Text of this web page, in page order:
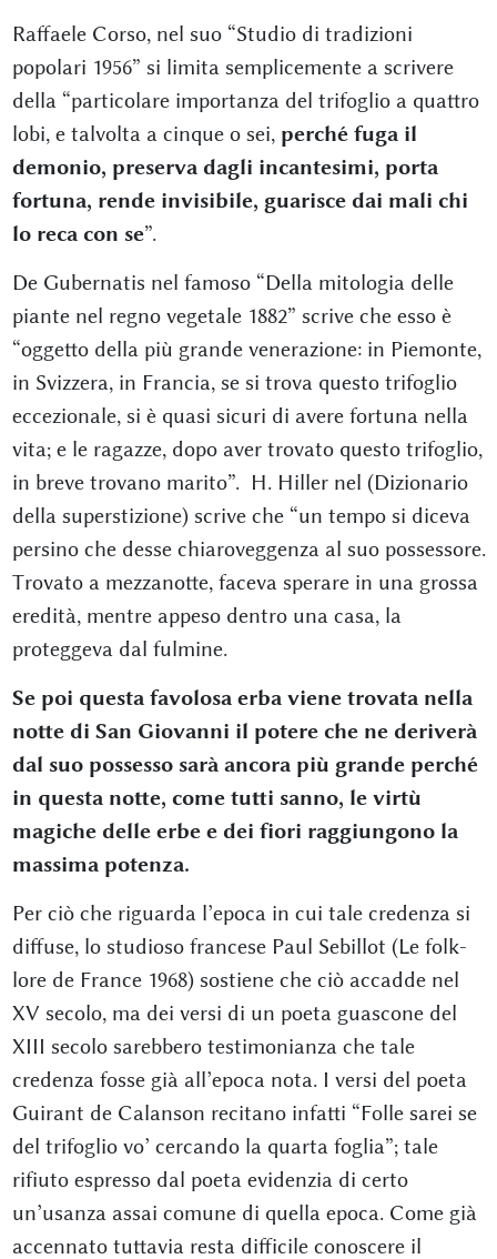
Raffaele Corso, nel suo “Studio di tradizioni
popolari 1956” si limita semplicemente a scrivere
della “particolare importanza del trifoglio a quattro
lobi, e talvolta a cinque o sei, perché fuga il
demonio, preserva dagli incantesimi, porta
fortuna, rende invisibile, guarisce dai mali chi
lo reca con se”.
De Gubernatis nel famoso “Della mitologia delle
piante nel regno vegetale 1882” scrive che esso è
“oggetto della più grande venerazione: in Piemonte,
in Svizzera, in Francia, se si trova questo trifoglio
eccezionale, si è quasi sicuri di avere fortuna nella
vita; e le ragazze, dopo aver trovato questo trifoglio,
in breve trovano marito”. H. Hiller nel (Dizionario
della superstizione) scrive che “un tempo si diceva
persino che desse chiaroveggenza al suo possessore.
Trovato a mezzanotte, faceva sperare in una grossa
eredità, mentre appeso dentro una casa, la
proteggeva dal fulmine.
Se poi questa favolosa erba viene trovata nella
notte di San Giovanni il potere che ne deriverà
dal suo possesso sarà ancora più grande perché
in questa notte, come tutti sanno, le virtù
magiche delle erbe e dei fiori raggiungono la
massima potenza.
Per ciò che riguarda l’epoca in cui tale credenza si
diffuse, lo studioso francese Paul Sebillot (Le folk-
lore de France 1968) sostiene che ciò accadde nel
XV secolo, ma dei versi di un poeta guascone del
XIII secolo sarebbero testimonianza che tale
credenza fosse già all’epoca nota. I versi del poeta
Guirant de Calanson recitano infatti “Folle sarei se
del trifoglio vo’ cercando la quarta foglia”; tale
rifiuto espresso dal poeta evidenzia di certo
un’usanza assai comune di quella epoca. Come già
accennato tuttavia resta difficile conoscere il